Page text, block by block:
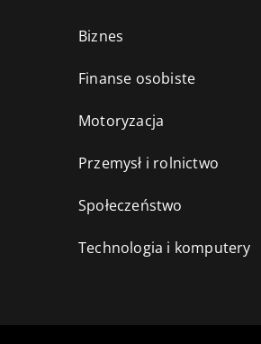
Biznes
Finanse osobiste
Motoryzacja
Przemysł i rolnictwo
Społeczeństwo
Technologia i komputery